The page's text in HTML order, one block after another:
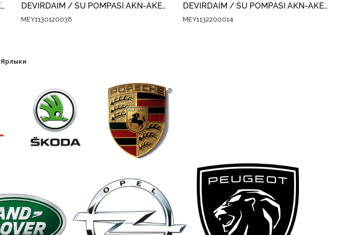
DEVİRDAİM / SU POMPASI AKN-AKE-BDH A4-A6 2.5TDİ DEVİRDAİM / SU POMPASI AKN-AKE-BDH A4-A6 2.5TDİ
MEY1130120036
DEVİRDAİM / SU POMPASI AKN-AKE-BDH A4-A6 2.5TDİ
MEY1132200014
Ярлыки